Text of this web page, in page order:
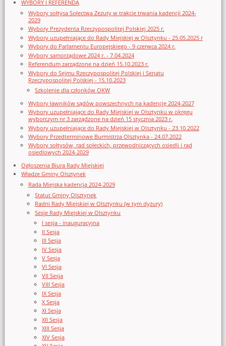
WYBORY I REFERENDA
Wybory sołtysa Sołectwa Zezuty w trakcie trwania kadencji 2024-
2029
Wybory Prezydenta Rzeczypospolitej Polskiej 2025 r.
Wybory uzupełniające do Rady Miejskiej w Olsztynku - 25.05.2025 r
Wybory do Parlamentu Europejskiego - 9 czerwca 2024 r.
Wybory samorządowe 2024 r. - 7.04.2024
Referendum zarządzone na dzień 15.10.2023 r.
Wybory do Sejmu Rzeczypospolitej Polskiej i Senatu
Rzeczypospolitej Polskiej - 15.10.2023
Szkolenie dla członków OKW
Wybory ławników sądów powszechnych na kadencję 2024-2027
Wybory uzupełniające do Rady Miejskiej w Olsztynku w okręgu
wyborczym nr 3 zarządzone na dzień 15 stycznia 2023 r.
Wybory uzupełniające do Rady Miejskiej w Olsztynku - 23.10.2022
Wybory Przedterminowe Burmistrza Olsztynka - 24.07.2022
Wybory sołtysów, rad sołeckich, przewodniczących osiedli i rad
osiedlowych 2024-2029
Ogłoszenia Biura Rady Miejskiej
Władze Gminy Olsztynek
Rada Miejska kadencja 2024-2029
Statut Gminy Olsztynek
Radni Rady Miejskiej w Olsztynku (w tym dyżury)
Sesje Rady Miejskiej w Olsztynku
I sesja - inauguracyjna
II Sesja
III Sesja
IV Sesja
V Sesja
VI Sesja
VII Sesja
VIII Sesja
IX Sesja
X Sesja
XI Sesja
XII Sesja
XIII Sesja
XIV Sesja